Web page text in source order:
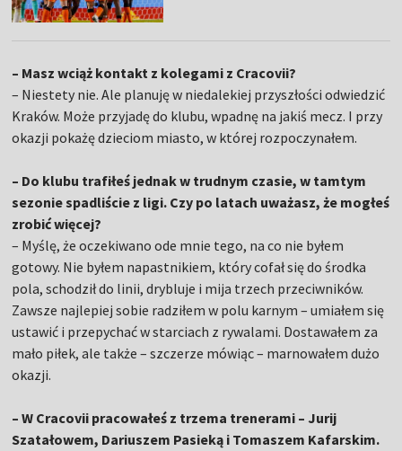
– Masz wciąż kontakt z kolegami z Cracovii?
– Niestety nie. Ale planuję w niedalekiej przyszłości odwiedzić
Kraków. Może przyjadę do klubu, wpadnę na jakiś mecz. I przy
okazji pokażę dzieciom miasto, w której rozpoczynałem.
– Do klubu trafiłeś jednak w trudnym czasie, w tamtym
sezonie spadliście z ligi. Czy po latach uważasz, że mogłeś
zrobić więcej?
– Myślę, że oczekiwano ode mnie tego, na co nie byłem
gotowy. Nie byłem napastnikiem, który cofał się do środka
pola, schodził do linii, drybluje i mija trzech przeciwników.
Zawsze najlepiej sobie radziłem w polu karnym – umiałem się
ustawić i przepychać w starciach z rywalami. Dostawałem za
mało piłek, ale także – szczerze mówiąc – marnowałem dużo
okazji.
– W Cracovii pracowałeś z trzema trenerami – Jurij
Szatałowem, Dariuszem Pasieką i Tomaszem Kafarskim.